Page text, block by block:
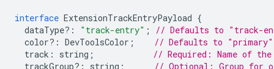
interface ExtensionTrackEntryPayload {
dataType?: "track-entry" ;
// Defaults to "track-
color?: DevToolsColor ;
// Defaults to "primary"
track : string ;
// Required: Name of
trackGroup?: string ;
// Optional: Group for